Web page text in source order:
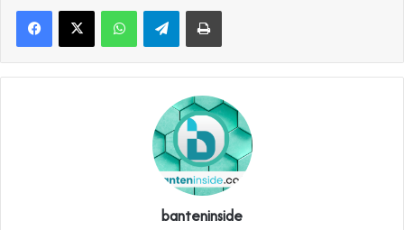
WhatsAppTelegramPrint
banteninside